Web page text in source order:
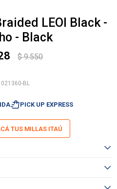
LEOI Black -
- Black
$ 9.550
BL
shopping_bag_speedPICK UP EXPRESS
TUS MILLAS ITAÚ